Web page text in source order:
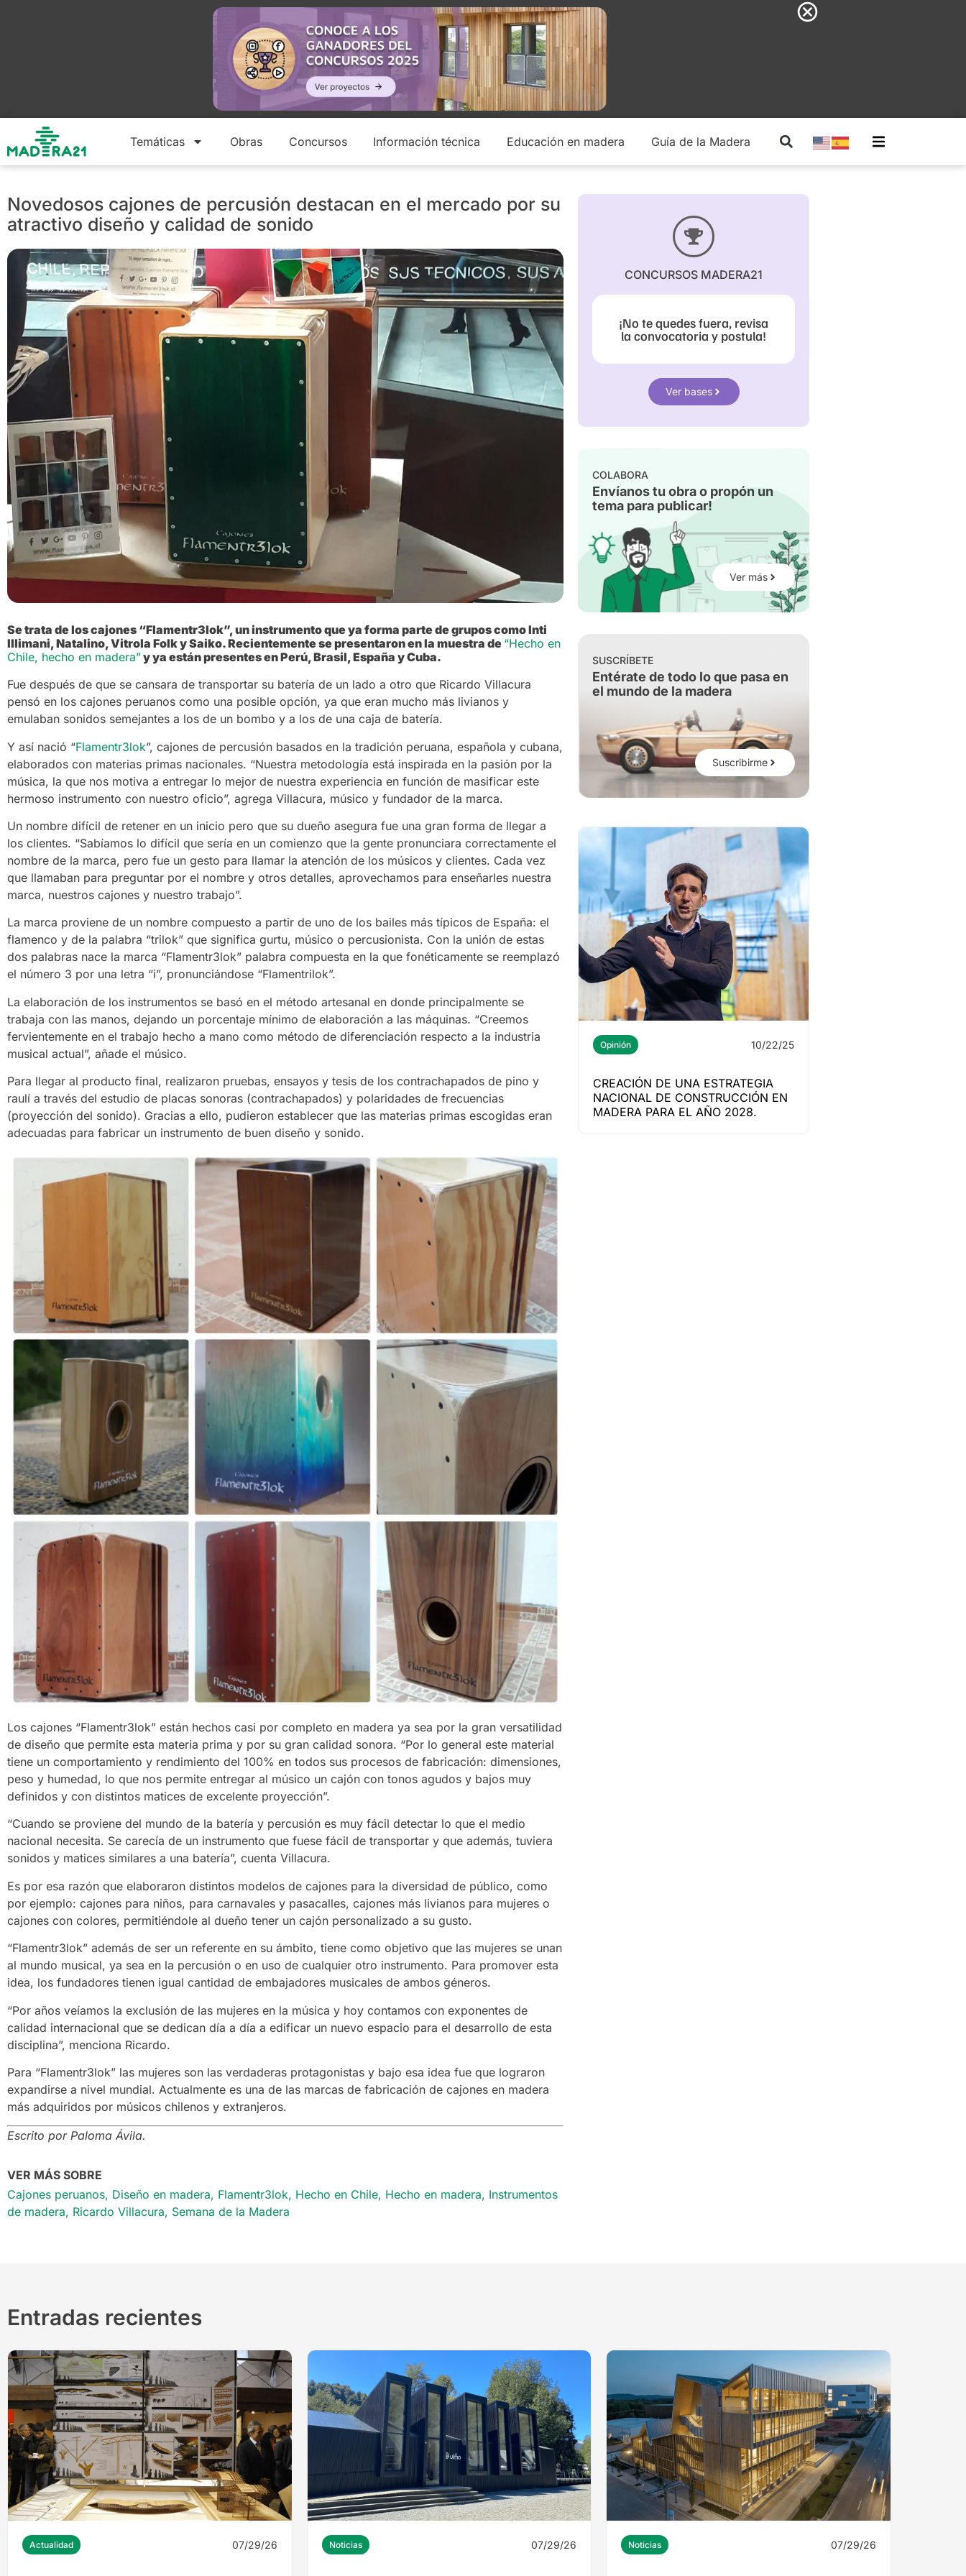
Temáticas Obras Concursos Información técnica Educación en madera Guía de la Madera
Novedosos cajones de percusión destacan en el mercado por su
atractivo diseño y calidad de sonido
Se trata de los cajones “Flamentr3lok”, un instrumento que ya forma parte de grupos como Inti
Illimani, Natalino, Vitrola Folk y Saiko. Recientemente se presentaron en la muestra de “Hecho en
Chile, hecho en madera”y ya están presentes en Perú, Brasil, España y Cuba.
Fue después de que se cansara de transportar su batería de un lado a otro que Ricardo Villacura
pensó en los cajones peruanos como una posible opción, ya que eran mucho más livianos y
emulaban sonidos semejantes a los de un bombo y a los de una caja de batería.
Y así nació “Flamentr3lok”, cajones de percusión basados en la tradición peruana, española y cubana,
elaborados con materias primas nacionales. “Nuestra metodología está inspirada en la pasión por la
música, la que nos motiva a entregar lo mejor de nuestra experiencia en función de masificar este
hermoso instrumento con nuestro oficio”, agrega Villacura, músico y fundador de la marca.
Un nombre difícil de retener en un inicio pero que su dueño asegura fue una gran forma de llegar a
los clientes. “Sabíamos lo difícil que sería en un comienzo que la gente pronunciara correctamente el
nombre de la marca, pero fue un gesto para llamar la atención de los músicos y clientes. Cada vez
que llamaban para preguntar por el nombre y otros detalles, aprovechamos para enseñarles nuestra
marca, nuestros cajones y nuestro trabajo”.
La marca proviene de un nombre compuesto a partir de uno de los bailes más típicos de España: el
flamenco y de la palabra “trilok” que significa gurtu, músico o percusionista. Con la unión de estas
dos palabras nace la marca “Flamentr3lok” palabra compuesta en la que fonéticamente se reemplazó
el número 3 por una letra “i”, pronunciándose “Flamentrilok”.
La elaboración de los instrumentos se basó en el método artesanal en donde principalmente se
trabaja con las manos, dejando un porcentaje mínimo de elaboración a las máquinas. “Creemos
fervientemente en el trabajo hecho a mano como método de diferenciación respecto a la industria
musical actual”, añade el músico.
Para llegar al producto final, realizaron pruebas, ensayos y tesis de los contrachapados de pino y
raulí a través del estudio de placas sonoras (contrachapados) y polaridades de frecuencias
(proyección del sonido). Gracias a ello, pudieron establecer que las materias primas escogidas eran
adecuadas para fabricar un instrumento de buen diseño y sonido.
Los cajones “Flamentr3lok” están hechos casi por completo en madera ya sea por la gran versatilidad
de diseño que permite esta materia prima y por su gran calidad sonora. “Por lo general este material
tiene un comportamiento y rendimiento del 100% en todos sus procesos de fabricación: dimensiones,
peso y humedad, lo que nos permite entregar al músico un cajón con tonos agudos y bajos muy
definidos y con distintos matices de excelente proyección”.
“Cuando se proviene del mundo de la batería y percusión es muy fácil detectar lo que el medio
nacional necesita. Se carecía de un instrumento que fuese fácil de transportar y que además, tuviera
sonidos y matices similares a una batería”, cuenta Villacura.
Es por esa razón que elaboraron distintos modelos de cajones para la diversidad de público, como
por ejemplo: cajones para niños, para carnavales y pasacalles, cajones más livianos para mujeres o
cajones con colores, permitiéndole al dueño tener un cajón personalizado a su gusto.
“Flamentr3lok” además de ser un referente en su ámbito, tiene como objetivo que las mujeres se unan
al mundo musical, ya sea en la percusión o en uso de cualquier otro instrumento. Para promover esta
idea, los fundadores tienen igual cantidad de embajadores musicales de ambos géneros.
“Por años veíamos la exclusión de las mujeres en la música y hoy contamos con exponentes de
calidad internacional que se dedican día a día a edificar un nuevo espacio para el desarrollo de esta
disciplina”, menciona Ricardo.
Para “Flamentr3lok” las mujeres son las verdaderas protagonistas y bajo esa idea fue que lograron
expandirse a nivel mundial. Actualmente es una de las marcas de fabricación de cajones en madera
más adquiridos por músicos chilenos y extranjeros.
Escrito por Paloma Ávila.
VER MÁS SOBRE
Cajones peruanos, Diseño en madera, Flamentr3lok, Hecho en Chile, Hecho en madera, Instrumentos
de madera, Ricardo Villacura, Semana de la Madera
CONCURSOS MADERA21
¡No te quedes fuera, revisa
la convocatoria y postula!
Ver bases
COLABORA
Envíanos tu obra o propón un
tema para publicar!
Ver más
SUSCRÍBETE
Entérate de todo lo que pasa en
el mundo de la madera
Suscribirme
Opinión 10/22/25
CREACIÓN DE UNA ESTRATEGIA
NACIONAL DE CONSTRUCCIÓN EN
MADERA PARA EL AÑO 2028.
Entradas recientes
Actualidad 07/29/26 Noticias 07/29/26 Noticias 07/29/26